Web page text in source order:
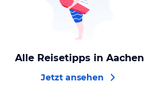
Alle Reisetipps in Aachen
Jetzt ansehen